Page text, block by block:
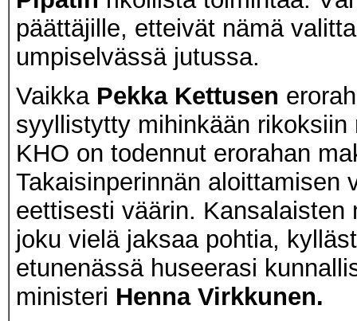
päättäjille, etteivät nämä
umpiselvässä jutussa.
Vaikka Pekka Kettusen
syyllistytty mihinkään
KHO on todennut erorahan
Takaisinperinnän aloittamisen
eettisesti väärin.
joku vielä jaksaa pohtia,
etunenässä huseerasi
ministeri Henna Virkkunen.